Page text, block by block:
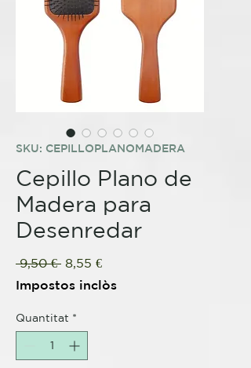
SKU: CEPILLOPLANOMADERA
Cepillo Plano de
Madera para
Desenredar
9,50 € Preu
normal
8,55 €Preu
d'oferta
Impostos inclòs
Quantitat *